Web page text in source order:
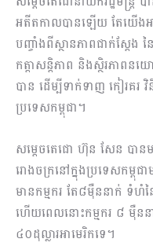
អតីតកាលបានឡើយ តែយើងអ
បញ្ចាំងពីស្ថានភាពជាក់ស្តែង ន
កត្តាសន្តិភាព និងស្ថិរភាពន
បាន ដើម្បីទាក់ទាញ កៀរគ
ប្រទេសកម្ពុជា។
សម្ដេចតេជោ ហ៊ុន សែន បាន
រោងចក្រនៅក្នុងប្រទេសកម្ពុ
មានកម្មករ តែ៨ម៉ឺននាក់ ទំហំ
ហើយពេលនោះកម្មករ ៨ ម៉ឺនន
៤០ដុល្លារអាមេរិកទេ។